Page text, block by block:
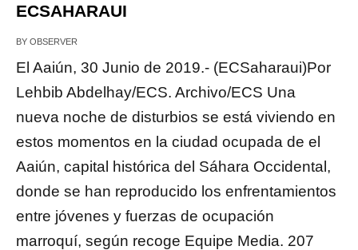
ECSAHARAUI
BY OBSERVER
El Aaiún, 30 Junio de 2019.- (ECSaharaui)Por
Lehbib Abdelhay/ECS. Archivo/ECS Una
nueva noche de disturbios se está viviendo en
estos momentos en la ciudad ocupada de el
Aaiún, capital histórica del Sáhara Occidental,
donde se han reproducido los enfrentamientos
entre jóvenes y fuerzas de ocupación
marroquí, según recoge Equipe Media. 207